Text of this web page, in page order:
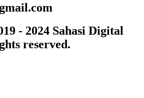
- 2024 Sahasi Digital
reserved.